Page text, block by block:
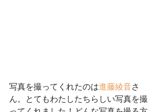
写真を撮ってくれたのは進藤綾音さ
ん。とてもわたしたちらしい写真を撮